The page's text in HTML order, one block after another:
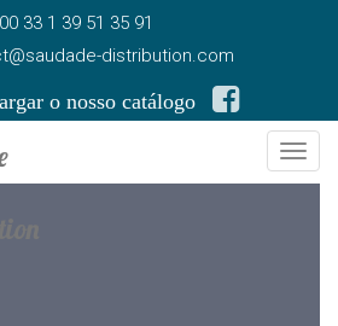
00 33 1 39 51 35 91
distribution.com
o nosso catálogo